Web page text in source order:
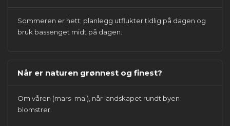
Sommeren er hett; planlegg utflukter tidlig på dagen og
bruk bassenget midt på dagen.
Når er naturen grønnest og finest?
Om våren (mars–mai), når landskapet rundt byen
blomstrer.